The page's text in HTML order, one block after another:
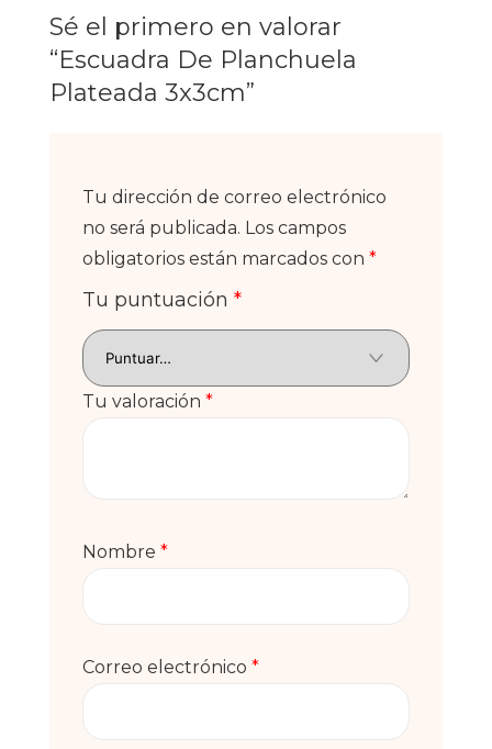
Sé el primero en valorar
“Escuadra De Planchuela
Plateada 3x3cm”
Tu dirección de correo electrónico
no será publicada. Los campos
obligatorios están marcados con *
Tu puntuación *
Tu valoración *
Nombre *
Correo electrónico *